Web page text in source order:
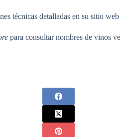
técnicas detalladas en su sitio
para consultar nombres de vinos